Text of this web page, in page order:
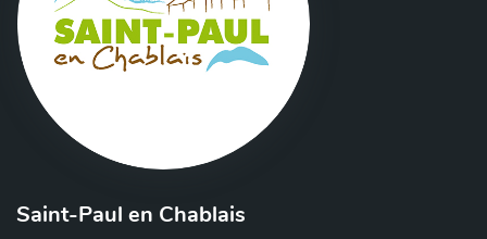
Saint-Paul en Chablais